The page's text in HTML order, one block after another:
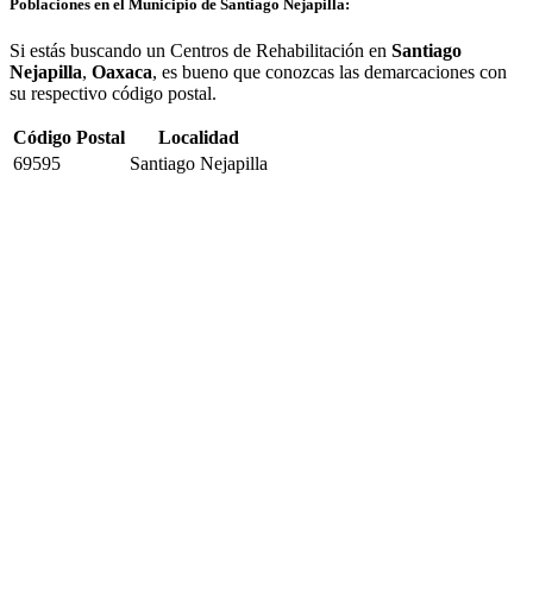
Poblaciones en el Municipio de Santiago Nejapilla:
Si estás buscando un Centros de Rehabilitación en Santiago
Nejapilla, Oaxaca, es bueno que conozcas las demarcaciones con
su respectivo código postal.
Código Postal
Localidad
69595
Santiago Nejapilla